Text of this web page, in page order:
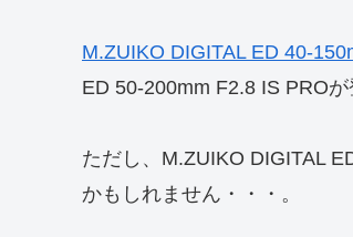
M.ZUIKO DIGITAL ED 40-
ED 50-200mm F2.8 IS PRO
ただし、M.ZUIKO DIGITAL
かもしれません・・・。